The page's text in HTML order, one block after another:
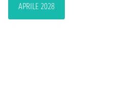
APRILE 2028